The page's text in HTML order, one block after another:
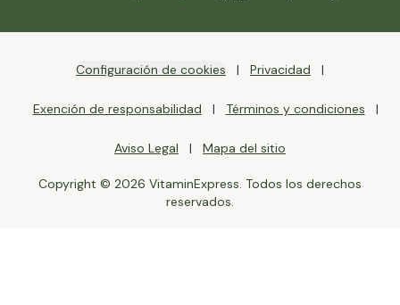
Configuración de cookies Privacidad
Exención de responsabilidad Términos y condiciones
Aviso Legal Mapa del sitio
Copyright © 2026 VitaminExpress. Todos los derechos
reservados.